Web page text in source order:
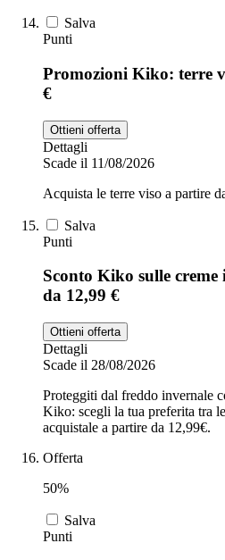
Salva
Punti
Promozioni Kiko: terre
€
Ottieni offerta
Dettagli
Scade il 11/08/2026
Acquista le terre viso a partire
Salva
Punti
Sconto Kiko sulle
da 12,99 €
Ottieni offerta
Dettagli
Scade il 28/08/2026
Proteggiti dal freddo invernale
Kiko: scegli la tua preferita tra
acquistale a partire da 12,99€.
Offerta
50%
Salva
Punti